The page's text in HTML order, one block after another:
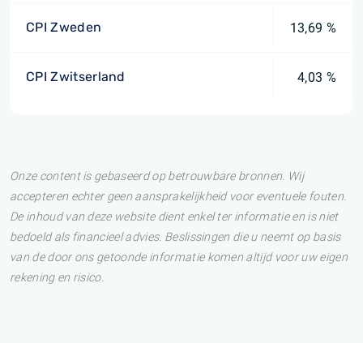
CPI Zweden 13,69 %
CPI Zwitserland 4,03 %
Onze content is gebaseerd op betrouwbare bronnen. Wij
accepteren echter geen aansprakelijkheid voor eventuele fouten.
De inhoud van deze website dient enkel ter informatie en is niet
bedoeld als financieel advies. Beslissingen die u neemt op basis
van de door ons getoonde informatie komen altijd voor uw eigen
rekening en risico.